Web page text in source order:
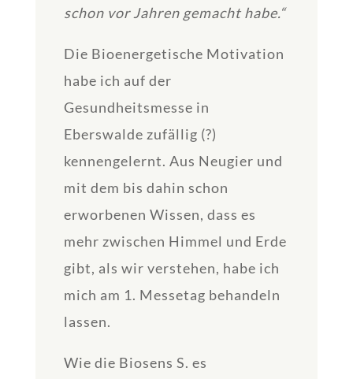
schon vor Jahren gemacht habe.“
Die Bioenergetische Motivation
habe ich auf der
Gesundheitsmesse in
Eberswalde zufällig (?)
kennengelernt. Aus Neugier und
mit dem bis dahin schon
erworbenen Wissen, dass es
mehr zwischen Himmel und Erde
gibt, als wir verstehen, habe ich
mich am 1. Messetag behandeln
lassen.
Wie die Biosens S. es